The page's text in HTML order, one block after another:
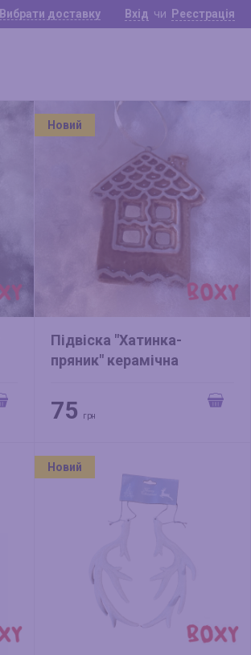
Вхід чи Реєстрація
Вибрати доставку
Новий
Підвіска "Хатинка-
пряник" керамічна
75 грн
Новий